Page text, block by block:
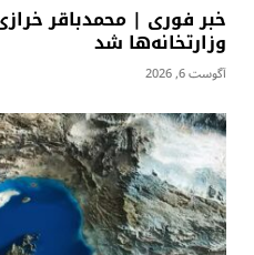
خبر فوری | محمدباقر
وزارتخانه‌ها شد
آگوست 6, 2026